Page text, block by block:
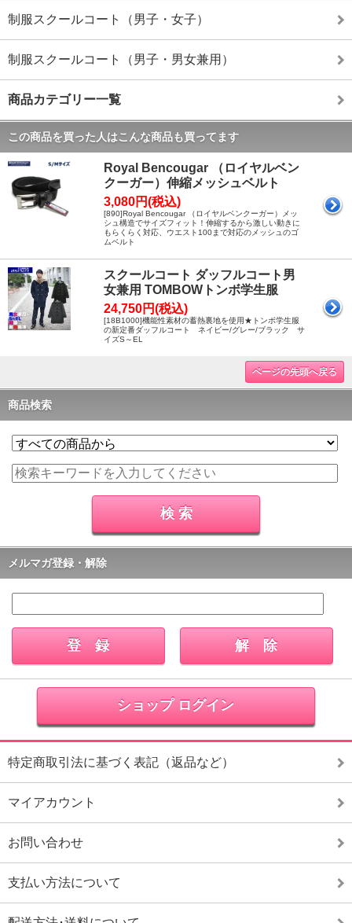
制服スクールコート（男子・女子）
制服スクールコート（男子・男女兼用）
商品カテゴリー一覧
この商品を買った人はこんな商品も買ってます
Royal Bencougar （ロイヤルベン
クーガー）伸縮メッシュベルト
3,080円(税込)
[890]Royal Bencougar （ロイヤルベンクーガー）メッ
シュ構造でサイズフィット！伸縮するから激しい動きに
もらくらく対応、ウエスト100まで対応のメッシュのゴ
ムベルト
スクールコート ダッフルコート男
女兼用 TOMBOWトンボ学生服
24,750円(税込)
[18B1000]機能性素材の蓄熱裏地を使用★トンボ学生服
の新定番ダッフルコート ネイビー/グレー/ブラック サ
イズS～EL
ページの先頭へ戻る
商品検索
メルマガ登録・解除
ショップ ログイン
特定商取引法に基づく表記（返品など）
マイアカウント
お問い合わせ
支払い方法について